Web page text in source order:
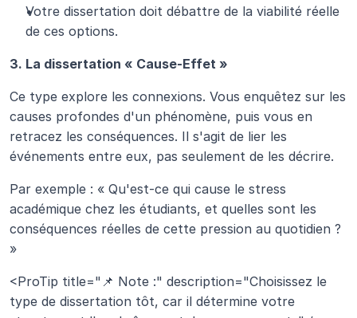
Votre dissertation doit débattre de la viabilité réelle
de ces options.
3. La dissertation « Cause-Effet »
Ce type explore les connexions. Vous enquêtez sur les
causes profondes d'un phénomène, puis vous en
retracez les conséquences. Il s'agit de lier les
événements entre eux, pas seulement de les décrire.
Par exemple : « Qu'est-ce qui cause le stress
académique chez les étudiants, et quelles sont les
conséquences réelles de cette pression au quotidien ?
»
<ProTip title="📌 Note :" description="Choisissez le
type de dissertation tôt, car il détermine votre